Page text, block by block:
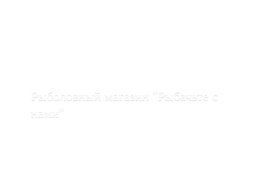
Рыболовный магазин "Рыбачьте с
нами"